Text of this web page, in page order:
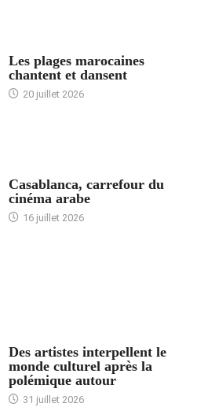
Les plages marocaines
chantent et dansent
20 juillet 2026
Casablanca, carrefour du
cinéma arabe
16 juillet 2026
Des artistes interpellent le
monde culturel après la
polémique autour
31 juillet 2026